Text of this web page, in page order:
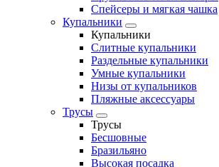
Спейсеры и мягкая чашка
Купальники
Купальники
Слитные купальники
Раздельные купальники
Умные купальники
Низы от купальников
Пляжные аксессуары
Трусы
Трусы
Бесшовные
Бразильяно
Высокая посадка